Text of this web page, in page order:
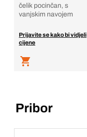
čelik pocinčan, s
vanjskim navojem
Prijavite se kako bi vidjeli
cijene
Pribor